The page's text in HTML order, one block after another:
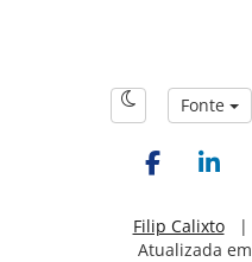
Fonte
Filip Calixto|
Atualizada em